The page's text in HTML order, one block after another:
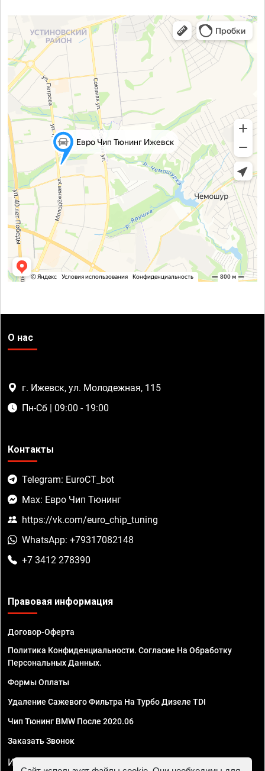
О нас
г. Ижевск, ул. Молодежная, 115
Пн-Сб | 09:00 - 19:00
Контакты
Telegram: EuroCT_bot
Max: Евро Чип Тюнинг
https://vk.com/euro_chip_tuning
WhatsApp: +79317082148
+7 3412 278390
Правовая информация
Договор-Оферта
Политика Конфиденциальности. Согласие На Обработку
Персональных Данных.
Формы Оплаты
Удаление Сажевого Фильтра На Турбо Дизеле TDI
Чип Тюнинг BMW После 2020.06
Заказать Звонок
ИП Смирнов Георгий Павлович. ИНН 781302555843,